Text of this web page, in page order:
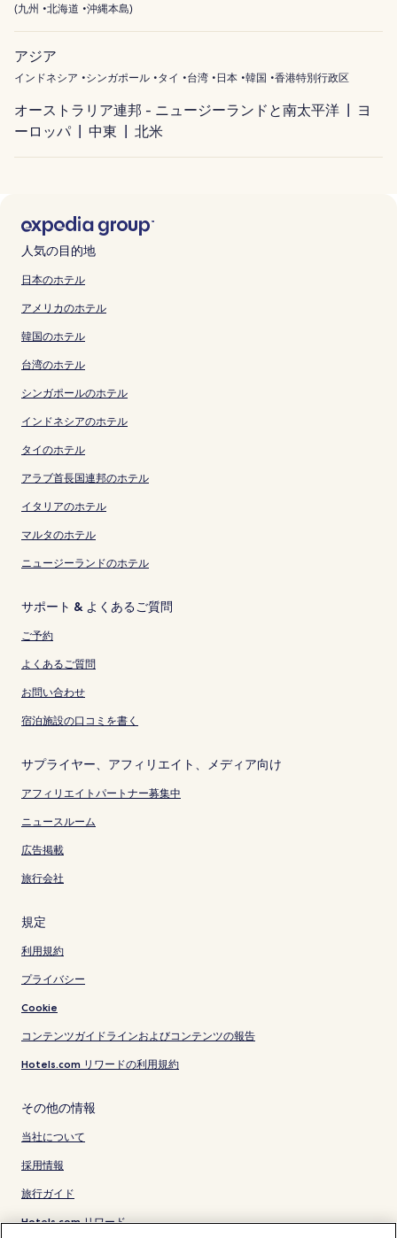
(九州 北海道 沖縄本島)
アジア
インドネシア シンガポール タイ 台湾 日本 韓国 香港特別行政区
オーストラリア連邦 - ニュージーランドと南太平洋
ヨ
ーロッパ
中東 北米
人気の目的地
日本のホテル
アメリカのホテル
韓国のホテル
台湾のホテル
シンガポールのホテル
インドネシアのホテル
タイのホテル
アラブ首長国連邦のホテル
イタリアのホテル
マルタのホテル
ニュージーランドのホテル
サポート & よくあるご質問
ご予約
よくあるご質問
お問い合わせ
宿泊施設の口コミを書く
サプライヤー、アフィリエイト、メディア向け
アフィリエイトパートナー募集中
ニュースルーム
広告掲載
旅行会社
規定
利用規約
プライバシー
Cookie
コンテンツガイドラインおよびコンテンツの報告
Hotels.com リワードの利用規約
その他の情報
当社について
採用情報
旅行ガイド
Hotels.com リワード